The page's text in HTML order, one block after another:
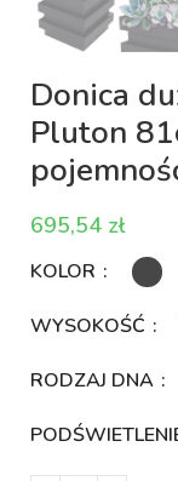
Donica
Pluton
zł
KOLOR
WYSOKOŚĆ
RODZAJ DNA